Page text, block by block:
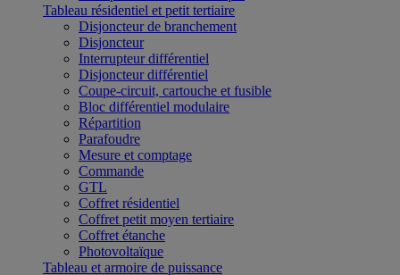
Tableau résidentiel et petit tertiaire
Disjoncteur de branchement
Disjoncteur
Interrupteur différentiel
Disjoncteur différentiel
Coupe-circuit, cartouche et fusible
Bloc différentiel modulaire
Répartition
Parafoudre
Mesure et comptage
Commande
GTL
Coffret résidentiel
Coffret petit moyen tertiaire
Coffret étanche
Photovoltaïque
Tableau et armoire de puissance